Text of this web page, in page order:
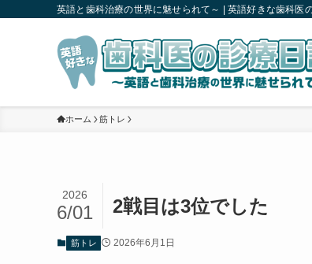
英語と歯科治療の世界に魅せられて～ | 英語好きな歯科医
ホーム 筋トレ
2戦目は3位でした
2026
6/01
筋トレ 2026年6月1日